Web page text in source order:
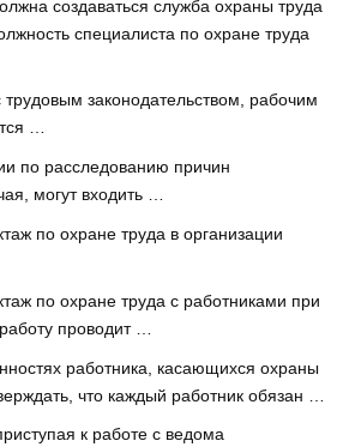
создаваться служба охраны труда
специалиста по охране труда
трудовым законодательством, рабочим
…
по расследованию причин
могут входить …
по охране труда в организации
по охране труда с работниками при
проводит …
работника, касающихся охраны
что каждый работник обязан …
к работе с ведома